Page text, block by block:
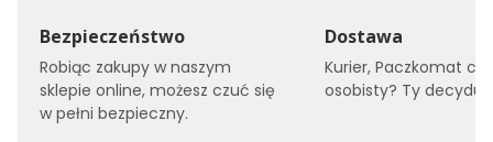
Bezpieczeństwo
Robiąc zakupy w naszym
sklepie online, możesz czuć się
w pełni bezpieczny.
Dostawa
Kurier, Paczkomat
osobisty? Ty